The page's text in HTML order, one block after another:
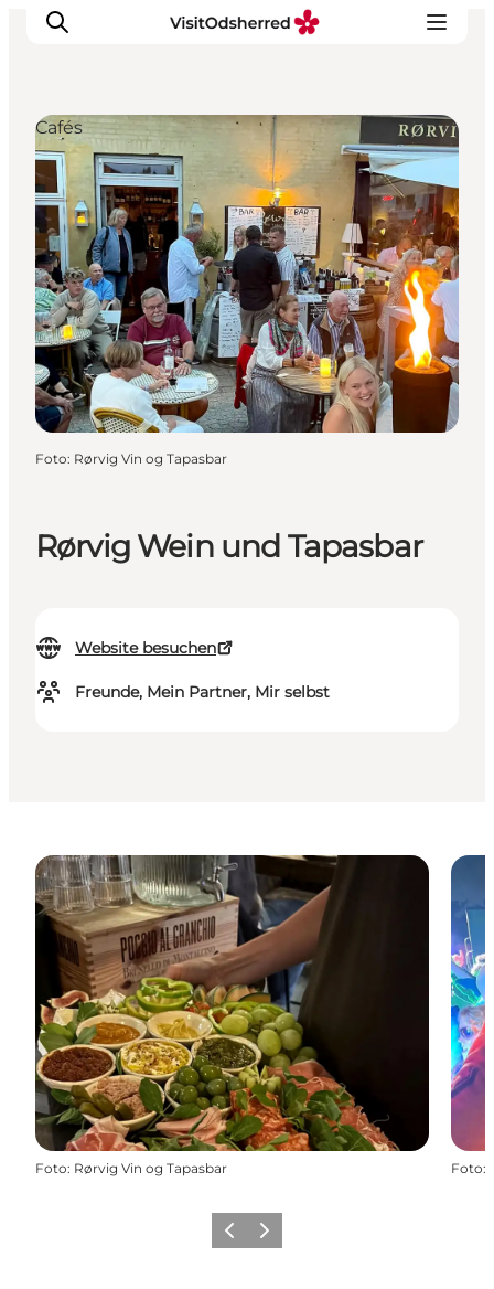
Events
Erlebnisse
Essen
Unterkünfte
Nützliches
Rørvig Wein und Tapasbar
Website besuchen
Freunde, Mein Partner, Mir selbst
Cafés
Foto: Rørvig Vin og Tapasbar
Foto: Rørvig Vin og Tapasbar Foto:
Vorherige Folie
Nächste Folie